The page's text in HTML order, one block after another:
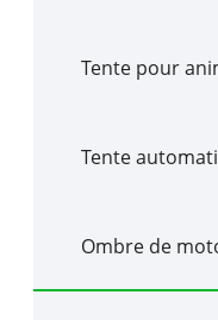
Tente pour
Tente
Ombre de